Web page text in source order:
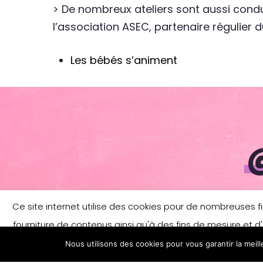
> De nombreux ateliers sont aussi
l’association ASEC, partenaire régulier
Les bébés s’animent
Ce site internet utilise des cookies pour de nombreuses
fourniture de contenus ainsi qu'à des fins de mesure et
savoir plus et/ou modifier vos préférences
Nous utilisons des cookies pour vous garantir la